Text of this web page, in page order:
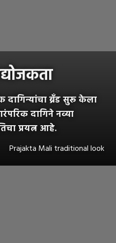
दागिन्यांचा ब्रँड सुरू केला
दागिने नव्या
प्रयत्न आहे.
Prajakta Mali traditional look